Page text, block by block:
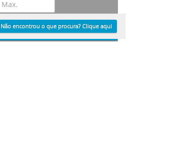
Localizar
Não encontrou o que procura? Clique aqui